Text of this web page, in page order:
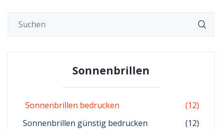
Sonnenbrillen
Sonnenbrillen bedrucken
(12)
Sonnenbrillen günstig bedrucken
(12)